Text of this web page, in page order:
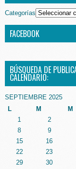
Categorías
FACEBOOK
BÚSQUEDA DE
CALENDARIO:
SEPTIEMBRE 2025
L
M M
1 2
8
9
15
16
22
23
29
30